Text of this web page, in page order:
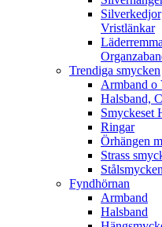
Vristlänkar
Trendiga smycken
Armband o
Halsband,
Smyckeset
Ringar
Örhängen
Strass
Stålsmycken
Fyndhörnan
Armband
Halsband